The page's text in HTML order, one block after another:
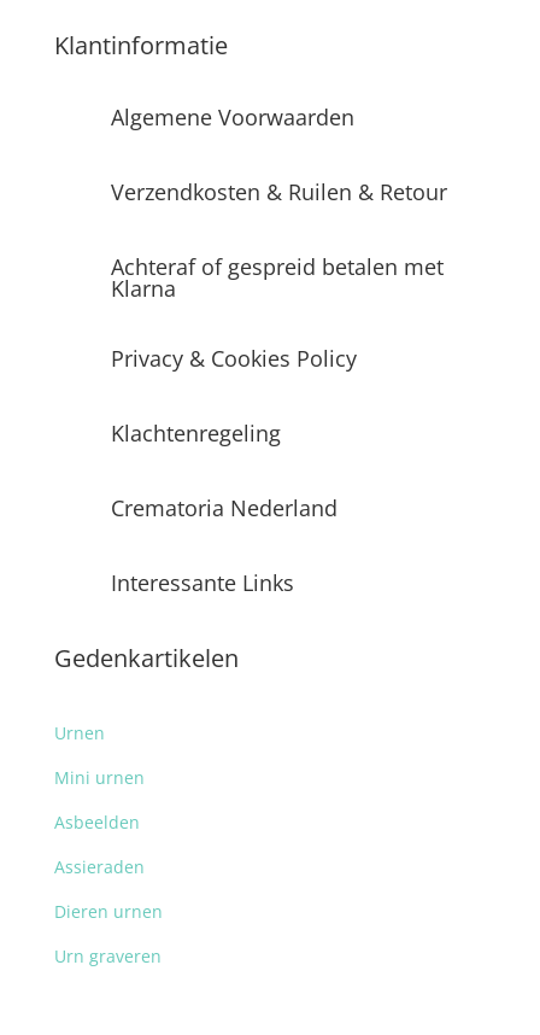
Klantinformatie
Algemene Voorwaarden
Verzendkosten & Ruilen & Retour
Achteraf of gespreid betalen met
Klarna
Privacy & Cookies Policy
Klachtenregeling
Crematoria Nederland
Interessante Links
Gedenkartikelen
Urnen
Mini urnen
Asbeelden
Assieraden
Dieren urnen
Urn graveren